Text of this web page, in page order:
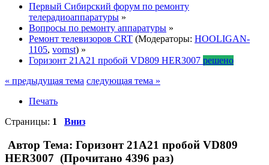
Первый Сибирский форум по ремонту
телерадиоаппаратуры »
Вопросы по ремонту аппаратуры »
Ремонт телевизоров CRT (Модераторы: HOOLIGAN-
1105, vornst) »
Горизонт 21A21 пробой VD809 HER3007 решено
« предыдущая тема следующая тема »
Печать
Страницы: 1 Вниз
Автор Тема: Горизонт 21A21 пробой VD809
HER3007 (Прочитано 4396 раз)